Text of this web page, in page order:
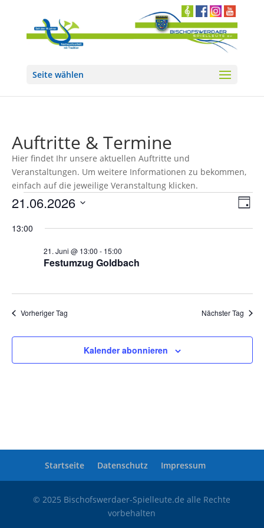
Seite wählen
Auftritte & Termine
Hier findet Ihr unsere aktuellen Auftritte und
Veranstaltungen. Um weitere Informationen zu bekommen,
einfach auf die jeweilige Veranstaltung klicken.
Veranstaltungen
21.
2026
Tag
21.06.2026
wählen.
13:00
Festumzug Goldbach
21. Juni @ 13:00 - 15:00
Vorheriger Tag Nächster Tag
Kalender abonnieren
Startseite Datenschutz Impressum
© 2025 Bischofswerdaer-Spielleute.de alle Rechte
vorbehalten